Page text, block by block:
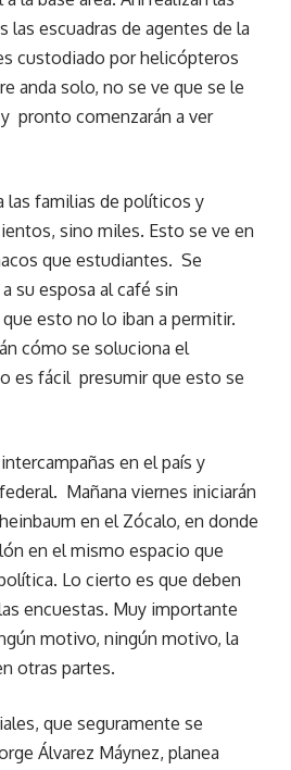
escuadras de agentes de la
custodiado por helicópteros
anda solo, no se ve que se le
pronto comenzarán a ver
las familias de políticos y
sino miles. Esto se ve en
que estudiantes. Se
su esposa al café sin
esto no lo iban a permitir.
cómo se soluciona el
es fácil presumir que esto se
en el país y
Mañana viernes iniciarán
en el Zócalo, en donde
en el mismo espacio que
Lo cierto es que deben
encuestas. Muy importante
motivo, ningún motivo, la
otras partes.
que seguramente se
Álvarez Máynez, planea